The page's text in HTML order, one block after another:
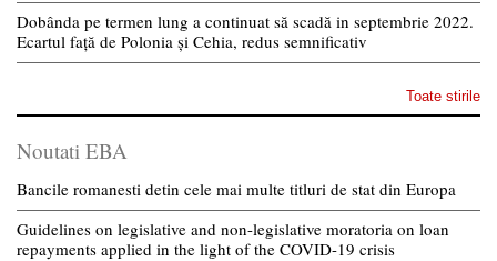
Dobânda pe termen lung a continuat să scadă in septembrie 2022.
Ecartul față de Polonia și Cehia, redus semnificativ
Toate stirile
Noutati EBA
Bancile romanesti detin cele mai multe titluri de stat din Europa
Guidelines on legislative and non-legislative moratoria on loan
repayments applied in the light of the COVID-19 crisis